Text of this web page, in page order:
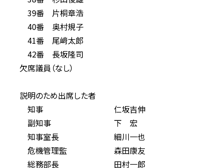
39番 片桐章浩
40番 奥村規子
41番 尾﨑太郎
42番 長坂隆司
欠席議員（なし）
説明のため出席した者
知事 仁坂吉伸
副知事 下 宏
知事室長 細川一也
危機管理監 森田康友
総務部長 田村一郎